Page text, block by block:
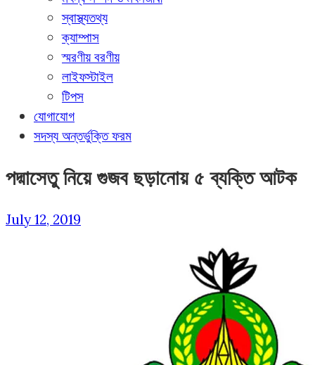
স্বাস্থ্যতথ্য
ক্যাম্পাস
স্মরণীয় বরণীয়
লাইফস্টাইল
টিপস
যোগাযোগ
সদস্য অন্তর্ভুক্তি ফরম
পদ্মাসেতু নিয়ে গুজব ছড়ানোয় ৫ ব্যক্তি আটক
July 12, 2019